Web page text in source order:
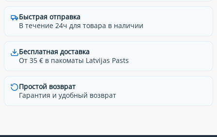
Быстрая отправка
В течение 24ч для товара в наличии
Бесплатная доставка
От 35 € в пакоматы Latvijas Pasts
Простой возврат
Гарантия и удобный возврат